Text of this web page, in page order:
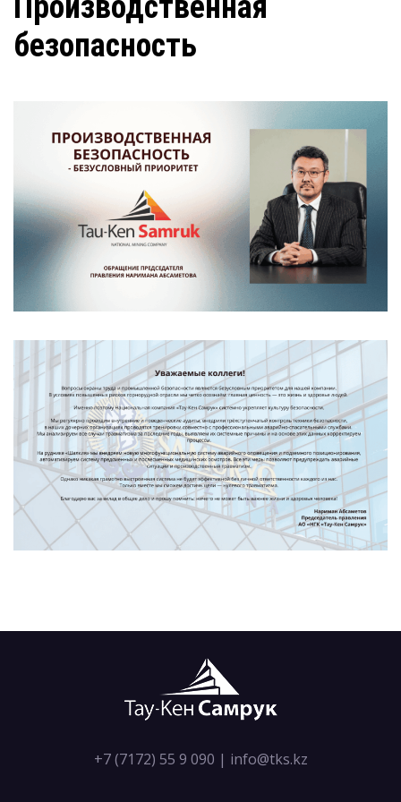
безопасность
+7 (7172) 55 9 090 | info@tks.kz